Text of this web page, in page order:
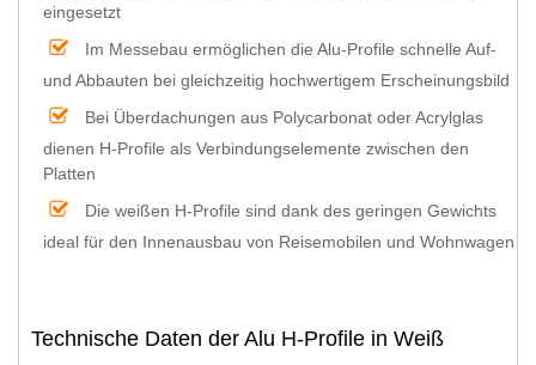
eingesetzt
Im Messebau ermöglichen die Alu-Profile schnelle Auf-
und Abbauten bei gleichzeitig hochwertigem Erscheinungsbild
Bei Überdachungen aus Polycarbonat oder Acrylglas
dienen H-Profile als Verbindungselemente zwischen den
Platten
Die weißen H-Profile sind dank des geringen Gewichts
ideal für den Innenausbau von Reisemobilen und Wohnwagen
Technische Daten der Alu H-Profile in Weiß